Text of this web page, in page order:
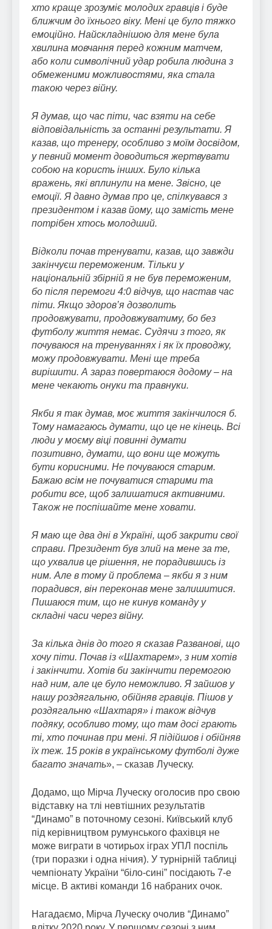
хто краще зрозуміє молодих гравців і буде
ближчим до їхнього віку. Мені це було тяжко
емоційно. Найскладнішою для мене була
хвилина мовчання перед кожним матчем,
або коли символічний удар робила людина з
обмеженими можливостями, яка стала
такою через війну.
Я думав, що час піти, час взяти на себе
відповідальність за останні результати. Я
казав, що тренеру, особливо з моїм досвідом,
у певний момент доводиться жертвувати
собою на користь інших. Було кілька
вражень, які вплинули на мене. Звісно, це
емоції. Я давно думав про це, спілкувався з
президентом і казав йому, що замість мене
потрібен хтось молодший.
Відколи почав тренувати, казав, що завжди
закінчуєш переможеним. Тільки у
національній збірній я не був переможеним,
бо після перемоги 4:0 відчув, що настав час
піти. Якщо здоров’я дозволить
продовжувати, продовжуватиму, бо без
футболу життя немає. Судячи з того, як
почуваюся на тренуваннях і як їх проводжу,
можу продовжувати. Мені ще треба
вирішити. А зараз повертаюся додому – на
мене чекають онуки та правнуки.
Якби я так думав, моє життя закінчилося б.
Тому намагаюсь думати, що це не кінець. Всі
люди у моєму віці повинні думати
позитивно, думати, що вони ще можуть
бути корисними. Не почуваюся старим.
Бажаю всім не почуватися старими та
робити все, щоб залишатися активними.
Також не поспішайте мене ховати.
Я маю ще два дні в Україні, щоб закрити свої
справи. Президент був злий на мене за те,
що ухвалив це рішення, не порадившись із
ним. Але в тому й проблема – якби я з ним
порадився, він переконав мене залишитися.
Пишаюся тим, що не кинув команду у
складні часи через війну.
За кілька днів до того я сказав Разванові, що
хочу піти. Почав із «Шахтарем», з ним хотів
і закінчити. Хотів би закінчити перемогою
над ним, але це було неможливо. Я зайшов у
нашу роздягальню, обійняв гравців. Пішов у
роздягальню «Шахтаря» і також відчув
подяку, особливо тому, що там досі грають
ті, хто починав при мені. Я підійшов і обійняв
їх теж. 15 років в українському футболі дуже
багато значать», – сказав Луческу.
Додамо, що Мірча Луческу оголосив про свою
відставку на тлі невтішних результатів
“Динамо” в поточному сезоні. Київський клуб
під керівництвом румунського фахівця не
може виграти в чотирьох іграх УПЛ поспіль
(три поразки і одна нічия). У турнірній таблиці
чемпіонату України “біло-сині” посідають 7-е
місце. В активі команди 16 набраних очок.
Нагадаємо, Мірча Луческу очолив “Динамо”